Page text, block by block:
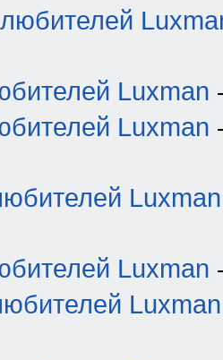
Luxman
Luxman
Luxman
Luxman
Luxman